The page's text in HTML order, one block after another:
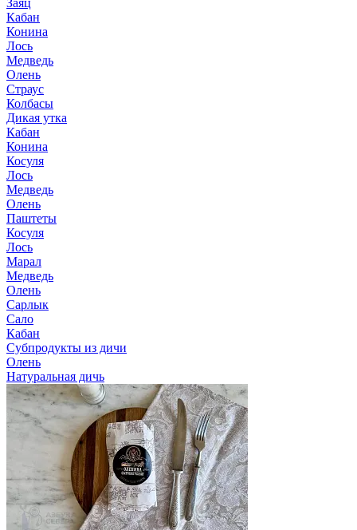
Заяц
Кабан
Конина
Лось
Медведь
Олень
Страус
Колбасы
Дикая утка
Кабан
Конина
Косуля
Лось
Медведь
Олень
Паштеты
Косуля
Лось
Марал
Медведь
Олень
Сарлык
Сало
Кабан
Субпродукты из дичи
Олень
Натуральная дичь